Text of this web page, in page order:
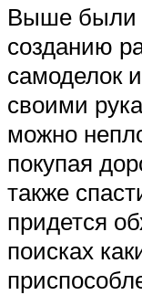
Выше были
созданию
самоделок
своими
можно
покупая
также
придется
поисках